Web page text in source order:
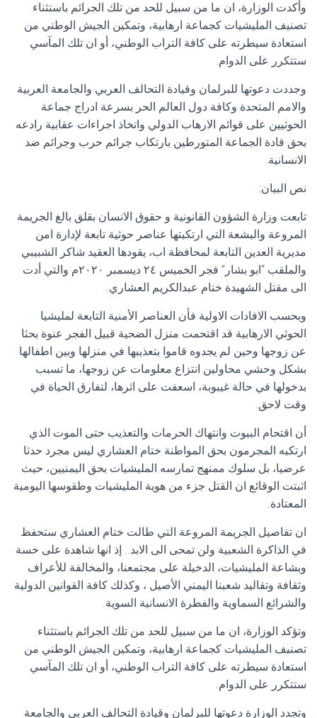
وأكدت الوزارة، ان ما من سبيل للحد من تلك الجرائم باستثناء
تصنيف المليشيات كجماعة ارهابية، وتمكين الجيش الوطني من
استعادة سيطرته على كافة التراب الوطني، أو ان تلك المآسي
ستتكرر على الدوام.
وجددت دعوتها للبرلمان وقيادة التحالف العربي والجامعة العربية
والامم المتحدة وكافة دول العالم الحر بسرعة ادراج جماعة
الحوثيين على قوائم الارهاب الدولي واتخاذ اجراءات عقابية رادعه
بحق قادة الجماعة المتورطين بارتكاب جرائم حرب وجرائم ضد
الانسانية.
نص البيان:
تابعت وزارة الشؤون القانونية و حقوق الانسان بقلق بالغ الجريمة
المروعة والبشعة التي ارتكبتها عناصر حوثية تابعة لإدارة امن
مديرية العدين التابعة لمحافظة اب، يقودها العقيد شاكر الشبيبي
والملقب “ابو بشار” فجر الخميس ٢٤ ديسمبر ٢٠٢٠م والتي أدت
الى مقتل الشهيدة ختام عبدالكريم العشاري.
وبحسب الافادات الاولية فأن العناصر الأمنية التابعة لمليشيا
الحوثي الارهابية قد اقتحمت منزل الضحية قبيل الفجر عنوة بحثا
عن زوجها وحين لم يجدوه قاموا بتعذيبها في منزلها وبين اطفالها
بشكل وحشي محاولين انتزاع معلومات عن زوجها، ما تسبب
بدخولها في حالة غيبوبة، اسعفت على اثرها، لتفارق الحياة في
وقت لاحق.
أن اقتحام البيوت وانتهاك الحرمات والتعذيب حتى الموت الذي
ارتكبه المجرمون بحق المواطنة ختام العشاري ليس مجرد حدثا
عرضيا، بل سلوك ممنهج تمارسه المليشيات بحق اليمنيين، حيث
اثبتت الوقائع ان القتل جزء من هوية المليشيات وطقوسها اليومية
المعتادة.
ان تفاصيل الجريمة المروعة التي طالت ختام العشاري ستحفظ
في الذاكرة الشعبية ولن تمحى الى الابد.. إذ انها شاهدة على خسة
وبشاعة المليشيات، الدخيلة على مجتمعنا، والمخالفة للأعراف
وثقافة وتقاليد شعبنا اليمني الأصيل ، وكذلك كافة القوانين الدولية
والشرائع السماوية والفطرة الانسانية السوية.
وتؤكد الوزارة، ان ما من سبيل للحد من تلك الجرائم باستثناء
تصنيف المليشيات كجماعة ارهابية، وتمكين الجيش الوطني من
استعادة سيطرته على كافة التراب الوطني، أو ان تلك المآسي
ستتكرر على الدوام.
وتجدد الوزارة دعوتها للبرلمان وقيادة التحالف العربي والجامعة